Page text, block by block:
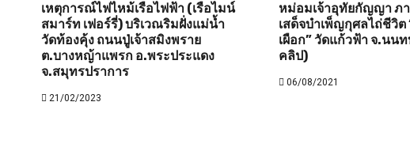
เหตุการณ์ไฟไหม้เรือไฟฟ้า (เรือไมน์
สมาร์ท เฟอร์รี่) บริเวณริมฝั่งแม่น้ำ
วัดท้องคุ้ง ถนนปู่เจ้าสมิงพราย
ต.บางหญ้าแพรก อ.พระประแดง
จ.สมุทรปราการ
21/02/2023
หม่อมเจ้าอุทัยกัญญา ภ
เสด็จบำเพ็ญกุศลไถ่ชีวิต
เผือก” วัดแก้วฟ้า จ.นน
คลิป)
06/08/2021